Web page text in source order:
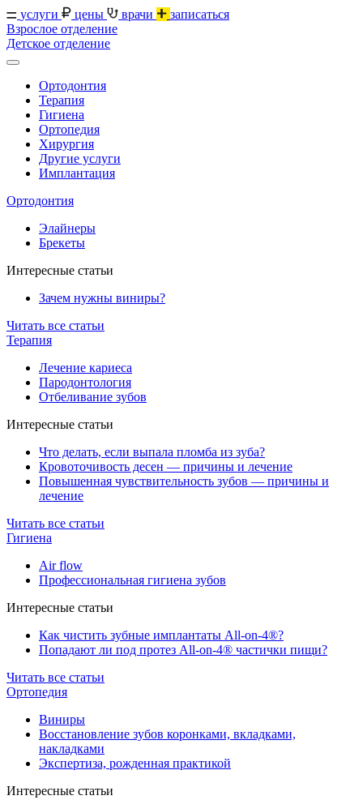
услуги цены врачи
записаться
Взрослое отделение
Детское отделение
Ортодонтия
Терапия
Гигиена
Ортопедия
Хирургия
Другие услуги
Имплантация
Ортодонтия
Элайнеры
Брекеты
Интересные статьи
Зачем нужны виниры?
Читать все статьи
Терапия
Лечение кариеса
Пародонтология
Отбеливание зубов
Интересные статьи
Что делать, если выпала пломба из зуба?
Кровоточивость десен — причины и лечение
Повышенная чувствительность зубов — причины и
лечение
Читать все статьи
Гигиена
Air flow
Профессиональная гигиена зубов
Интересные статьи
Как чистить зубные имплантаты All-on-4®?
Попадают ли под протез All-on-4® частички пищи?
Читать все статьи
Ортопедия
Виниры
Восстановление зубов коронками, вкладками,
накладками
Экспертиза, рожденная практикой
Интересные статьи